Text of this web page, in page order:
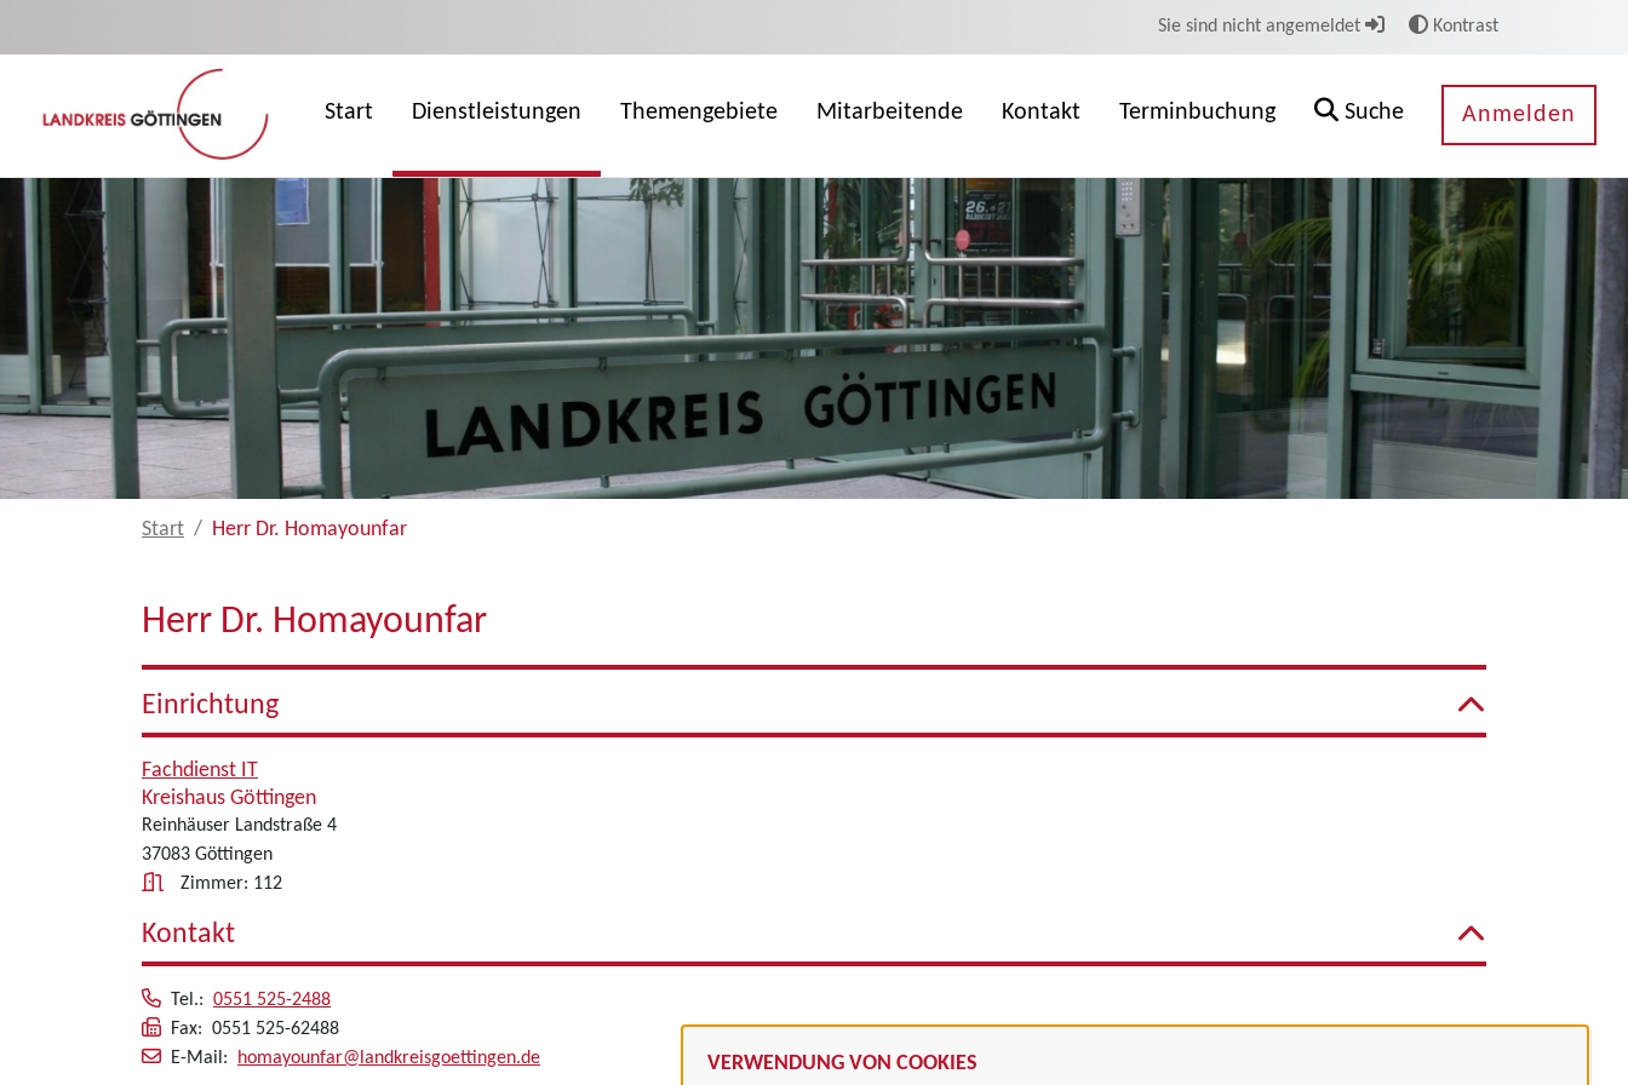
VERWENDUNG VON COOKIES
Sie sind nicht angemeldet Kontrast
Start Dienstleistungen Themengebiete Mitarbeitende Kontakt Terminbuchung Suche Anmelden
Start Herr Dr. Homayounfar
Herr Dr. Homayounfar
Einrichtung
Fachdienst IT
Kreishaus Göttingen
Reinhäuser Landstraße 4
37083 Göttingen
Zimmer: 112
Kontakt
Tel.: 0551 525-2488
Fax: 0551 525-62488
E-Mail:
homayounfar@landkreisgoettingen.de